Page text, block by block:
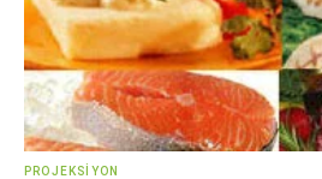
PROJEKSIYON